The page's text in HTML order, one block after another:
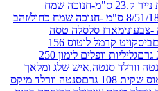
צלחות נייר ק.23 ס"מ-חנוכה שמח
+ חלון- 8/51/18 ס"מ -חנוכה שמח כחול/זהב
סלסלה טסה
ביסקויט קרמל לוטוס 156
גליליות וופלים לימון 250
שלג ומלאך
סנטה וורלד מיקס